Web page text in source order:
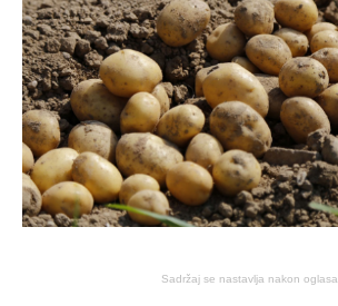
Sadržaj se nastavlja nakon oglasa